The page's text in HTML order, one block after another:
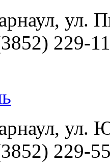
ул.
229-
ул.
229-